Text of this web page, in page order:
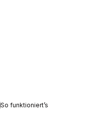
So funktioniert’s